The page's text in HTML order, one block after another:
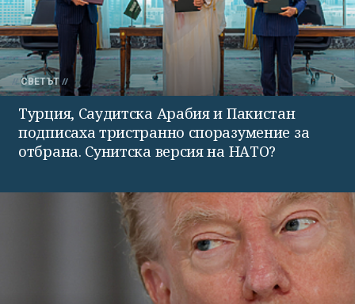
СВЕТЪТ
Турция, Саудитска Арабия и Пакистан
подписаха тристранно споразумение за
отбрана. Сунитска версия на НАТО?